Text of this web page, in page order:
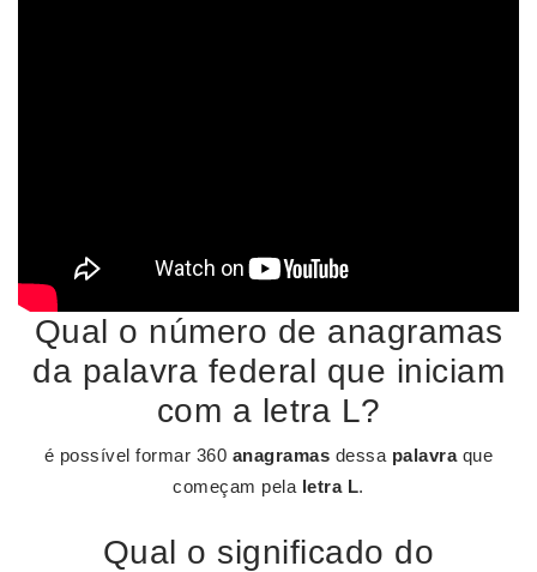
Qual o número de anagramas
da palavra federal que iniciam
com a letra L?
é possível formar 360 anagramas dessa palavraque
começam pela letra L.
Qual o significado do